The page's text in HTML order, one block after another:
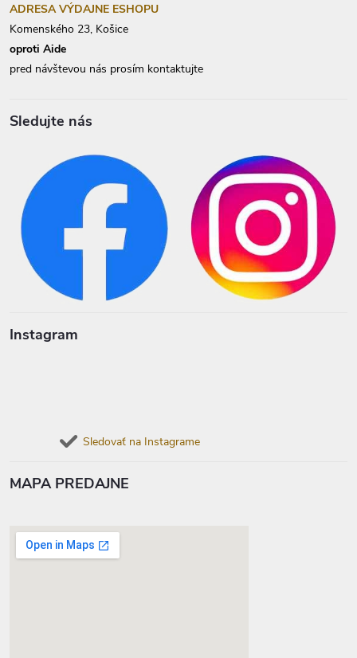
ADRESA VÝDAJNE ESHOPU
Komenského 23, Košice
oproti Aide
pred návštevou nás prosím kontaktujte
Sledujte nás
Instagram
Sledovať na Instagrame
MAPA PREDAJNE